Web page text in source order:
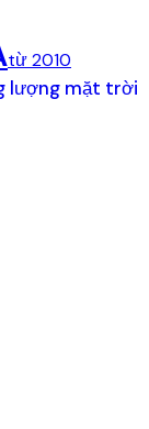
từ 2010
lượng mặt trời